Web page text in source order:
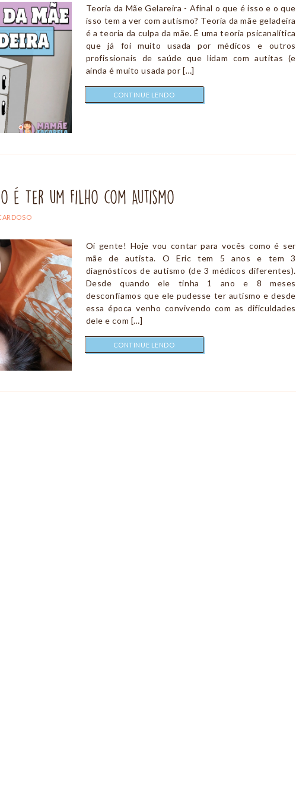
Teoria da Mãe Gelareira - Afinal o que é isso e o que
isso tem a ver com autismo? Teoria da mãe geladeira
é a teoria da culpa da mãe. É uma teoria psicanalítica
que já foi muito usada por médicos e outros
profissionais de saúde que lidam com autitas (e
ainda é muito usada por […]
CONTINUE LENDO
é Ter um Filho com Autismo
Oi gente! Hoje vou contar para vocês como é ser
mãe de autista. O Eric tem 5 anos e tem 3
diagnósticos de autismo (de 3 médicos diferentes).
Desde quando ele tinha 1 ano e 8 meses
desconfiamos que ele pudesse ter autismo e desde
essa época venho convivendo com as dificuldades
dele e com […]
CONTINUE LENDO